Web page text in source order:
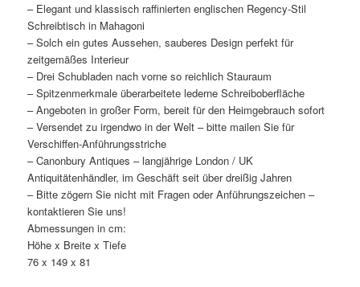
– Elegant und klassisch raffinierten englischen Regency-Stil
Schreibtisch in Mahagoni
– Solch ein gutes Aussehen, sauberes Design perfekt für
zeitgemäßes Interieur
– Drei Schubladen nach vorne so reichlich Stauraum
– Spitzenmerkmale überarbeitete lederne Schreiboberfläche
– Angeboten in großer Form, bereit für den Heimgebrauch sofort
– Versendet zu irgendwo in der Welt – bitte mailen Sie für
Verschiffen-Anführungsstriche
– Canonbury Antiques – langjährige London / UK
Antiquitätenhändler, im Geschäft seit über dreißig Jahren
– Bitte zögern Sie nicht mit Fragen oder Anführungszeichen –
kontaktieren Sie uns!
Abmessungen in cm:
Höhe x Breite x Tiefe
76 x 149 x 81